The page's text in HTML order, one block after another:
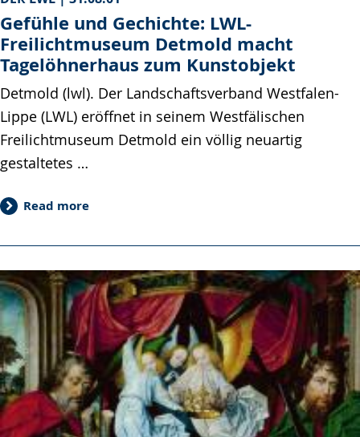
Gefühle und Gechichte: LWL-
Freilichtmuseum Detmold macht
Tagelöhnerhaus zum Kunstobjekt
Detmold (lwl). Der Landschaftsverband Westfalen-
Lippe (LWL) eröffnet in seinem Westfälischen
Freilichtmuseum Detmold ein völlig neuartig
gestaltetes …
Read more